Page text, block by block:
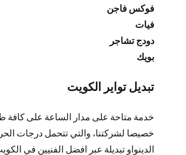
فوكس فاجن
فيات
دودج تشاجر
بويك
تبديل تواير الكويت
خدمة متاحة على مدار الساعة على كافة
خصيصا لشركتنا، والتي تتحمل درجات
الدينواو تبديلة عبر افضل الفنيين في